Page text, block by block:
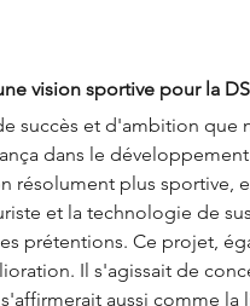
vision sportive pour la DS
succès et d'ambition que
dans le
résolument plus
et la technologie de
prétentions. Ce projet,
Il s'agissait de
aussi comme